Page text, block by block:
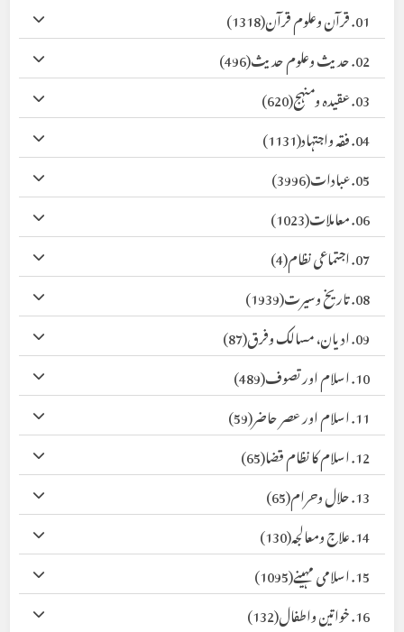
01. قرآن وعلوم قرآن
(1318)
02. حدیث وعلوم حدیث
(496)
03. عقیدہ ومنہج
(620)
04. فقہ واجتہاد
(1131)
05. عبادات
(3996)
06. معاملات
(1023)
07. اجتماعی نظام
(4)
08. تاریخ وسیرت
(1939)
09. ادیان، مسالک وفرق
(87)
10. اسلام اور تصوف
(489)
11. اسلام اور عصر حاضر
(59)
12. اسلام کا نظام قضا
(65)
13. حلال وحرام
(65)
14. علاج ومعالجہ
(130)
15. اسلامی مہینے
(1095)
16. خواتین واطفال
(132)